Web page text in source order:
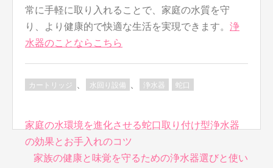
常に手軽に取り入れることで、家庭の水質を守
り、より健康的で快適な生活を実現できます。 浄
水器のことならこちら
カートリッジ 水回り設備 浄水器 蛇口
投
稿
ナ
家庭の水環境を進化させる蛇口取り付け型浄水器
の効果とお手入れのコツ
家族の健康と味覚を守るための浄水器選びと使い